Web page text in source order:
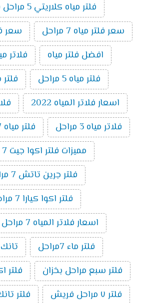
فلتر مياه كلاريتي 5 مراحل فلتريشن
سعر فلتر مياه 7 مراحل
سعر
افضل فلتر مياه
فلاتر مياه 7
فلتر مياه 5 مراحل
اسعار فلاتر المياه 2022
فلاتر مياه 3 مراحل
فلتر مياه 7 مراحل امريكى
مميزات فلتر اكوا جيت 7 مراحل
فلتر جرين تاتش 7 مراحل
فلتر اكوا كيارا 7 مراحل
اسعار فلاتر المياه 7 مراحل اكوا فيت
فلتر ماء 7مراحل
تانك 7 مراحل
فلتر سبع مراحل بخزان
فلتر
فلتر ٧ مراحل فريش
فلتر تانك 7 مراحل